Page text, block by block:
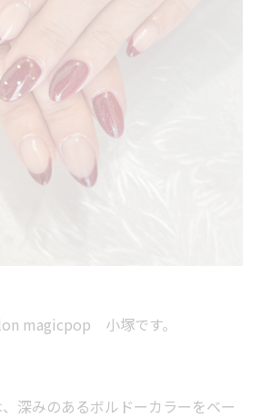
magicpop 小塚です。
深みのあるボルドーカラーをベー